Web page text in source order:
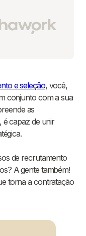
e seleção, você,
conjunto com a sua
as
é capaz de unir
de recrutamento
A gente também!
torna a contratação